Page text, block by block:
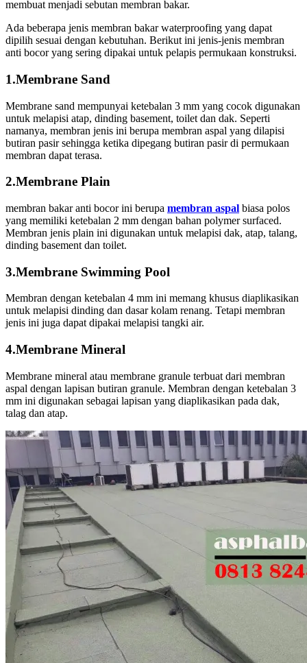
membuat menjadi sebutan membran bakar.
Ada beberapa jenis membran bakar waterproofing yang dapat
dipilih sesuai dengan kebutuhan. Berikut ini jenis-jenis membran
anti bocor yang sering dipakai untuk pelapis permukaan konstruksi.
1.Membrane Sand
Membrane sand mempunyai ketebalan 3 mm yang cocok digunakan
untuk melapisi atap, dinding basement, toilet dan dak. Seperti
namanya, membran jenis ini berupa membran aspal yang dilapisi
butiran pasir sehingga ketika dipegang butiran pasir di permukaan
membran dapat terasa.
2.Membrane Plain
membran bakar anti bocor ini berupa membran aspal biasa polos
yang memiliki ketebalan 2 mm dengan bahan polymer surfaced.
Membran jenis plain ini digunakan untuk melapisi dak, atap, talang,
dinding basement dan toilet.
3.Membrane Swimming Pool
Membran dengan ketebalan 4 mm ini memang khusus diaplikasikan
untuk melapisi dinding dan dasar kolam renang. Tetapi membran
jenis ini juga dapat dipakai melapisi tangki air.
4.Membrane Mineral
Membrane mineral atau membrane granule terbuat dari membran
aspal dengan lapisan butiran granule. Membran dengan ketebalan 3
mm ini digunakan sebagai lapisan yang diaplikasikan pada dak,
talag dan atap.